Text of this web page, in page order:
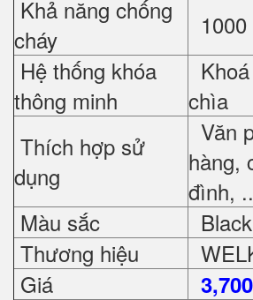
Khả năng chống
cháy
Hệ thống khóa
thông minh
chìa
Thích hợp sử
dụng
Văn
hàng,
đình,
Màu sắc
Black
Thương hiệu
Giá